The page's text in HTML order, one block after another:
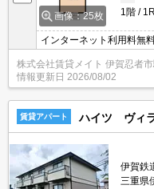
画像：25枚
1階
1R
インターネット利用料無
にオススメのワンルーム
犯対策をサポート！
株式会社賃貸メイト 伊賀忍者
情報更新日 2026/08/02
賃貸アパート ハイツ ヴィ
伊賀鉄
三重県